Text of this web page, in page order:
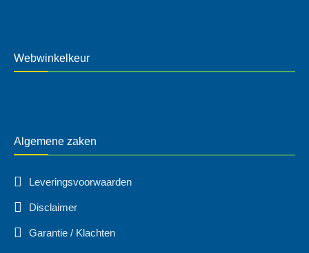
Webwinkelkeur
Algemene zaken
Leveringsvoorwaarden
Disclaimer
Garantie / Klachten